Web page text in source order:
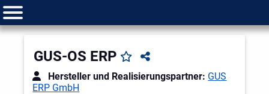
GUS-OS ERP
Hersteller und Realisierungspartner: GUS
ERP GmbH